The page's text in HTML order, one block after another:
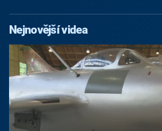
Nejnovější videa